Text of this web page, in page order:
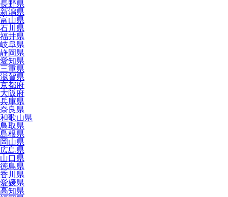
長野県
新潟県
富山県
石川県
福井県
岐阜県
静岡県
愛知県
三重県
滋賀県
京都府
大阪府
兵庫県
奈良県
和歌山県
鳥取県
島根県
岡山県
広島県
山口県
徳島県
香川県
愛媛県
高知県